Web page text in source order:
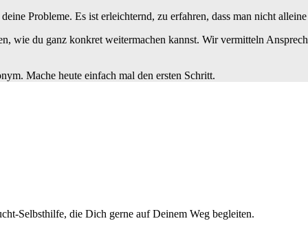
Probleme. Es ist erleichternd, zu erfahren, dass man nicht
wie du ganz konkret weitermachen kannst. Wir vermitteln
Mache heute einfach mal den ersten Schritt.
Selbsthilfe, die Dich gerne auf Deinem Weg begleiten.